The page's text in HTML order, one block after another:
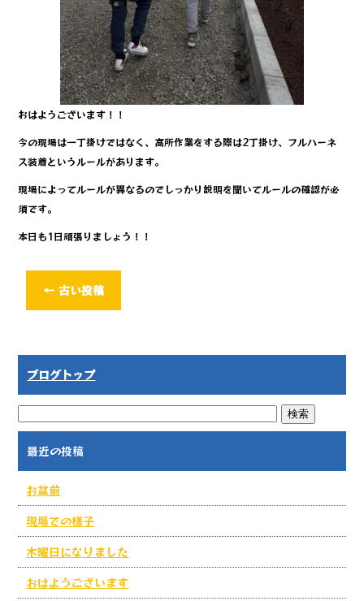
おはようございます！！
今の現場は一丁掛けではなく、高所作業をする際は2丁掛け、フルハーネ
ス装着というルールがあります。
現場によってルールが異なるのでしっかり説明を聞いてルールの確認が必
須です。
本日も1日頑張りましょう！！
← 古い投稿
ブログトップ
最近の投稿
お盆前
現場での様子
木曜日になりました
おはようございます